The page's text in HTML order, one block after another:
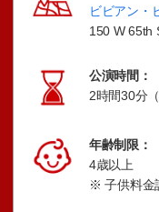
ビビアン・
150 W 65th
公演時間：
2時間30分
年齢制限：
4歳以上
※ 子供料金